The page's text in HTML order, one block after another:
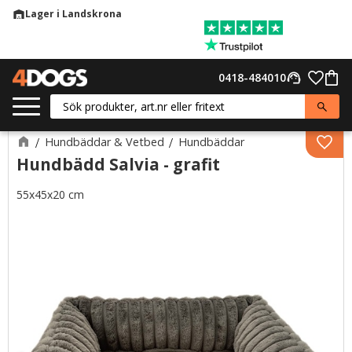
warehouseLager i Landskrona
support_agent
0418-484010
Hundbäddar & Vetbed Hundbäddar
Hundbädd Salvia - grafit
55x45x20 cm